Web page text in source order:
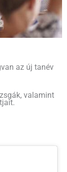
az új tanév
valamint